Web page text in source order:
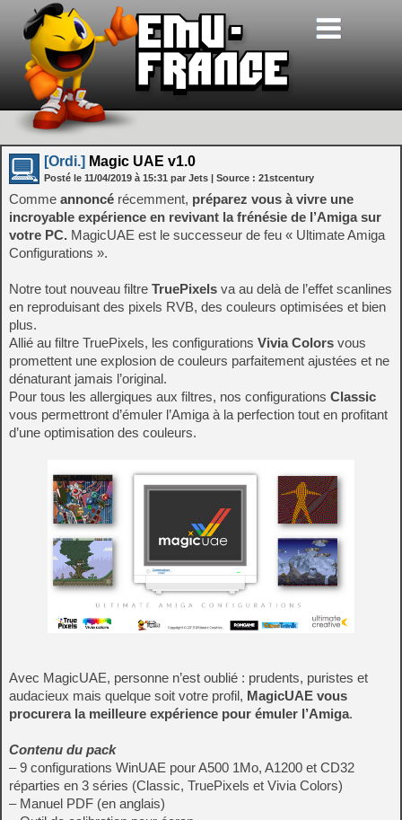
[Ordi.] Magic UAE v1.0
Posté le 11/04/2019 à 15:31 par Jets | Source : 21stcentury
Comme annoncé récemment, préparez vous à vivre une
incroyable expérience en revivant la frénésie de l’Amiga sur
votre PC. MagicUAE est le successeur de feu « Ultimate Amiga
Configurations ».
Notre tout nouveau filtre TruePixels va au delà de l’effet scanlines
en reproduisant des pixels RVB, des couleurs optimisées et bien
plus.
Allié au filtre TruePixels, les configurations Vivia Colors vous
promettent une explosion de couleurs parfaitement ajustées et ne
dénaturant jamais l’original.
Pour tous les allergiques aux filtres, nos configurations Classic
vous permettront d’émuler l’Amiga à la perfection tout en profitant
d’une optimisation des couleurs.
Avec MagicUAE, personne n’est oublié : prudents, puristes et
audacieux mais quelque soit votre profil, MagicUAE vous
procurera la meilleure expérience pour émuler l’Amiga.
Contenu du pack
– 9 configurations WinUAE pour A500 1Mo, A1200 et CD32
réparties en 3 séries (Classic, TruePixels et Vivia Colors)
– Manuel PDF (en anglais)